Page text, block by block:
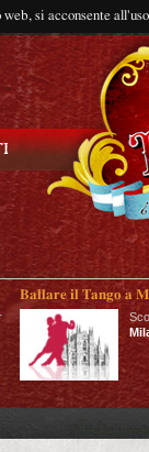
si acconsente
Ballare il Tango a